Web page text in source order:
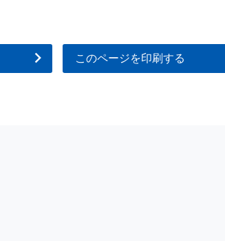
このページを印刷する